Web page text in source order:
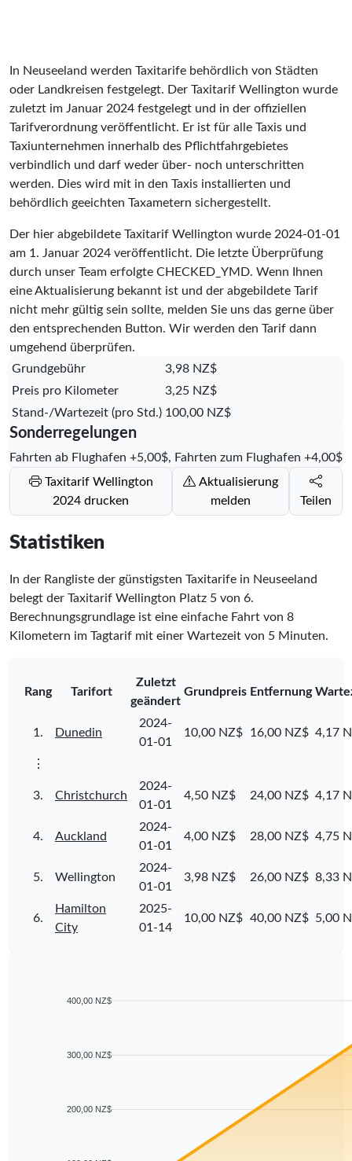
In Neuseeland werden Taxitarife behördlich von Städten
oder Landkreisen festgelegt. Der Taxitarif Wellington wurde
zuletzt im Januar 2024 festgelegt und in der offiziellen
Tarifverordnung veröffentlicht. Er ist für alle Taxis und
Taxiunternehmen innerhalb des Pflichtfahrgebietes
verbindlich und darf weder über- noch unterschritten
werden. Dies wird mit in den Taxis installierten und
behördlich geeichten Taxametern sichergestellt.
Der hier abgebildete Taxitarif Wellington wurde 2024-01-01
am 1. Januar 2024 veröffentlicht. Die letzte Überprüfung
durch unser Team erfolgte CHECKED_YMD. Wenn Ihnen
eine Aktualisierung bekannt ist und der abgebildete Tarif
nicht mehr gültig sein sollte, melden Sie uns das gerne über
den entsprechenden Button. Wir werden den Tarif dann
umgehend überprüfen.
Grundgebühr
3,98 NZ$
Preis pro Kilometer
3,25 NZ$
Stand-/Wartezeit (pro Std.) 100,00 NZ$
Sonderregelungen
Fahrten ab Flughafen +5,00$, Fahrten zum Flughafen +4,00$
Taxitarif Wellington
2024 drucken
Aktualisierung
melden
Teilen
Statistiken
In der Rangliste der günstigsten Taxitarife in Neuseeland
belegt der Taxitarif Wellington Platz 5 von 6.
Berechnungsgrundlage ist eine einfache Fahrt von 8
Kilometern im Tagtarif mit einer Wartezeit von 5 Minuten.
Rang Tarifort
Zuletzt
geändert
Grundpreis Entfernung
1. Dunedin
2024-
01-01
10,00 NZ$ 16,00 NZ$ 4,17
⋮
3. Christchurch
2024-
01-01
4,50 NZ$ 24,00 NZ$ 4,17
4. Auckland
2024-
01-01
4,00 NZ$ 28,00 NZ$ 4,75
5. Wellington
2024-
01-01
3,98 NZ$ 26,00 NZ$ 8,33
6.
Hamilton
City
2025-
01-14
10,00 NZ$ 40,00 NZ$ 5,00
400,00 NZ$
300,00 NZ$
200,00 NZ$